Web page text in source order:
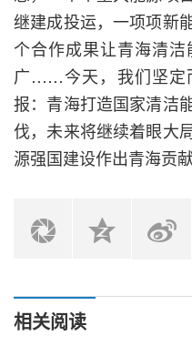
继建成投运，一项项新
个合作成果让青海清
广……今天，我们坚定
报：青海打造国家清洁
伐，未来将继续着眼大
源强国建设作出青海贡献
相关阅读